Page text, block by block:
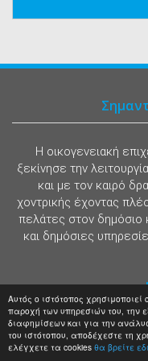
Αυτός ο ιστότοπος χρησιμοποιεί
παροχή των υπηρεσιών του, την
διαφημίσεων και για την
του ιστότοπου, αποδέχεστε τη
ελέγχετε τα cookies θα βρείτε
Η οικογενειακή
ξεκίνησε την
και με τον καιρό
χοντρικής έχοντας
πελάτες στον δημόσιο
και δημόσιες